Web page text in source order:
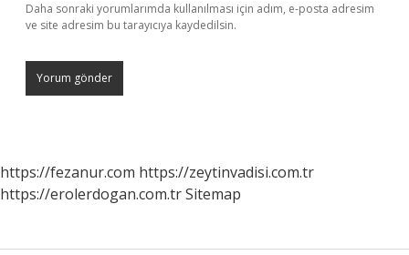
Daha sonraki yorumlarımda kullanılması için adım, e-posta adresim
ve site adresim bu tarayıcıya kaydedilsin.
https://fezanur.com https://zeytinvadisi.com.tr
https://erolerdogan.com.trSitemap